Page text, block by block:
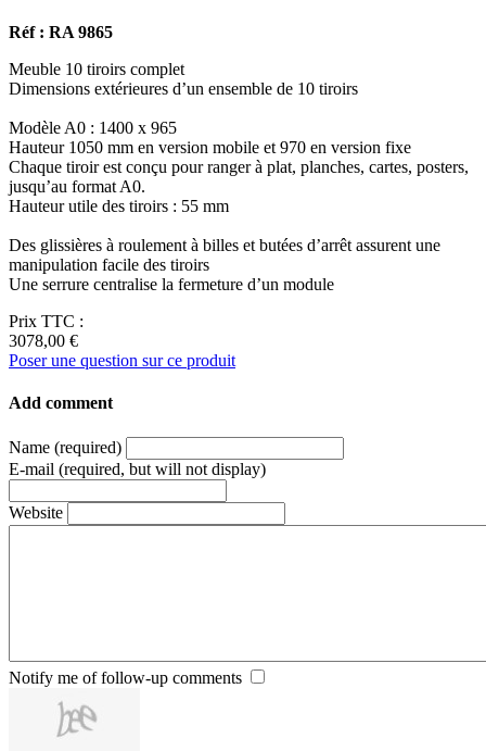
Réf : RA 9865
Meuble 10 tiroirs complet
Dimensions extérieures d’un ensemble de 10 tiroirs
Modèle A0 : 1400 x 965
Hauteur 1050 mm en version mobile et 970 en version fixe
Chaque tiroir est conçu pour ranger à plat, planches, cartes, posters,
jusqu’au format A0.
Hauteur utile des tiroirs : 55 mm
Des glissières à roulement à billes et butées d’arrêt assurent une
manipulation facile des tiroirs
Une serrure centralise la fermeture d’un module
Prix TTC :
3078,00 €
Poser une question sur ce produit
Add comment
Name (required)
E-mail (required, but will not display)
Website
Notify me of follow-up comments